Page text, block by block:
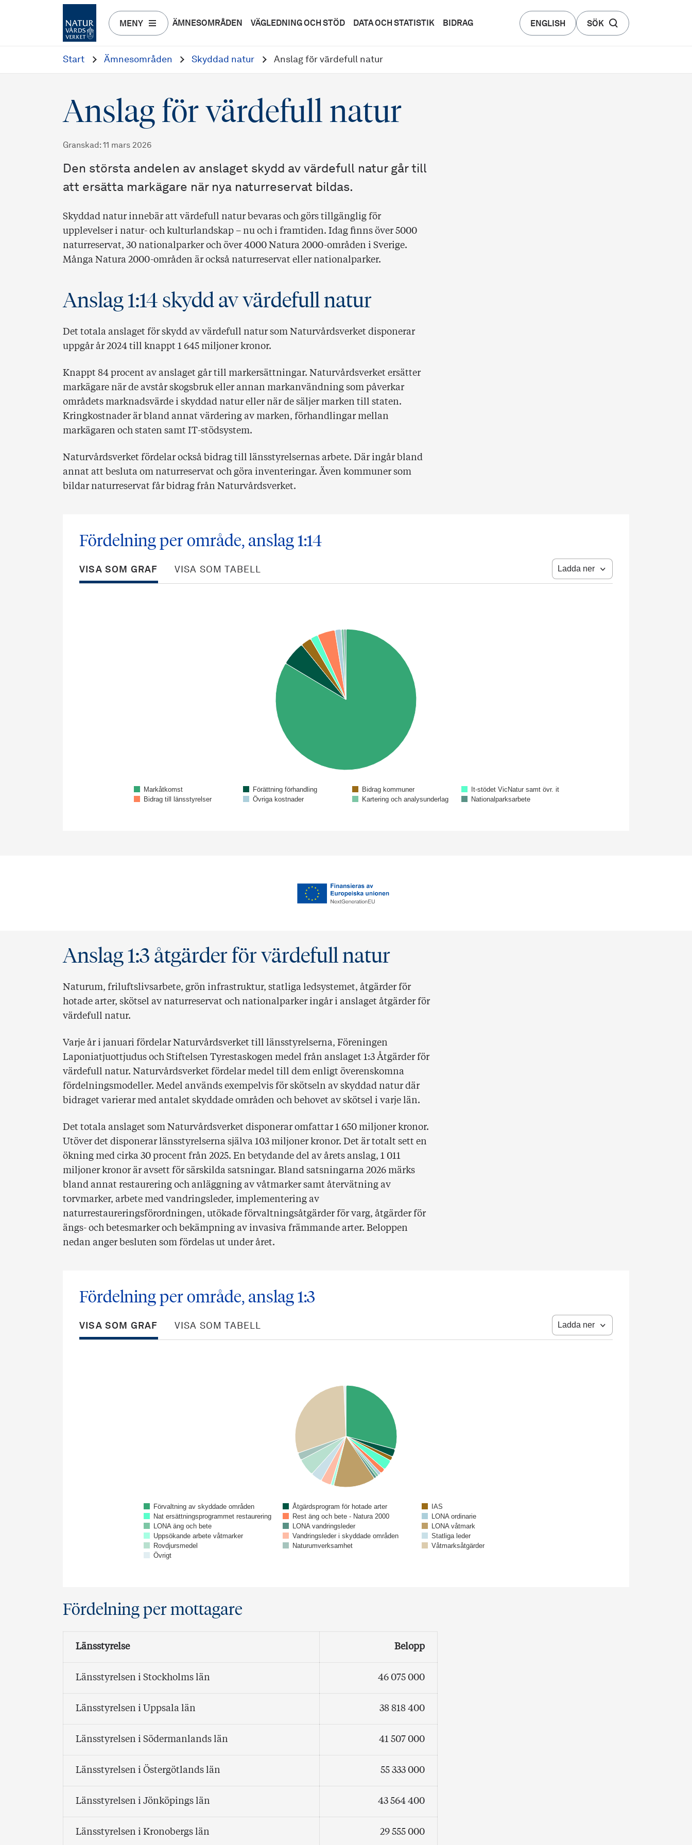
MENY ÄMNESOMRÅDEN VÄGLEDNING OCH STÖD DATA OCH STATISTIK BIDRAG ENGLISH SÖK
Start Ämnesområden Skyddad natur Anslag för värdefull natur
Anslag för värdefull natur
Granskad : 11 mars 2026
Den största andelen av anslaget skydd av värdefull natur går till
att ersätta markägare när nya naturreservat bildas.
Skyddad natur innebär att värdefull natur bevaras och görs tillgänglig för
upplevelser i natur- och kulturlandskap – nu och i framtiden. Idag finns över 5000
naturreservat, 30 nationalparker och över 4000 Natura 2000-områden i Sverige.
Många Natura 2000-områden är också naturreservat eller nationalparker.
Anslag 1:14 skydd av värdefull natur
Det totala anslaget för skydd av värdefull natur som Naturvårdsverket disponerar
uppgår år 2024 till knappt 1 645 miljoner kronor.
Knappt 84 procent av anslaget går till markersättningar. Naturvårdsverket ersätter
markägare när de avstår skogsbruk eller annan markanvändning som påverkar
områdets marknadsvärde i skyddad natur eller när de säljer marken till staten.
Kringkostnader är bland annat värdering av marken, förhandlingar mellan
markägaren och staten samt IT-stödsystem.
Naturvårdsverket fördelar också bidrag till länsstyrelsernas arbete. Där ingår bland
annat att besluta om naturreservat och göra inventeringar. Även kommuner som
bildar naturreservat får bidrag från Naturvårdsverket.
Fördelning per område, anslag 1:14
VISA SOM GRAF VISA SOM TABELL Ladda ner
Markåtkomst Förättning förhandling Bidrag kommuner
It-stödet VicNatur samt övr. it
Bidrag till länsstyrelser
Övriga kostnader Kartering och analysunderlag Nationalparksarbete
Anslag 1:3 åtgärder för värdefull natur
Naturum, friluftslivsarbete, grön infrastruktur, statliga ledsystemet, åtgärder för
hotade arter, skötsel av naturreservat och nationalparker ingår i anslaget åtgärder för
värdefull natur.
Varje år i januari fördelar Naturvårdsverket till länsstyrelserna, Föreningen
Laponiatjuottjudus och Stiftelsen Tyrestaskogen medel från anslaget 1:3 Åtgärder för
värdefull natur. Naturvårdsverket fördelar medel till dem enligt överenskomna
fördelningsmodeller. Medel används exempelvis för skötseln av skyddad natur där
bidraget varierar med antalet skyddade områden och behovet av skötsel i varje län.
Det totala anslaget som Naturvårdsverket disponerar omfattar 1 650 miljoner kronor.
Utöver det disponerar länsstyrelserna själva 103 miljoner kronor. Det är totalt sett en
ökning med cirka 30 procent från 2025. En betydande del av årets anslag, 1 011
miljoner kronor är avsett för särskilda satsningar. Bland satsningarna 2026 märks
bland annat restaurering och anläggning av våtmarker samt återvätning av
torvmarker, arbete med vandringsleder, implementering av
naturrestaureringsförordningen, utökade förvaltningsåtgärder för varg, åtgärder för
ängs- och betesmarker och bekämpning av invasiva främmande arter. Beloppen
nedan anger besluten som fördelas ut under året.
Fördelning per område, anslag 1:3
VISA SOM GRAF VISA SOM TABELL Ladda ner
Förvaltning av skyddade områden Åtgärdsprogram för hotade arter
IAS
Nat ersättningsprogrammet restaurering
Rest äng och bete - Natura 2000
LONA ordinarie
LONA äng och bete
LONA vandringsleder
LONA våtmark
Uppsökande arbete våtmarker
Vandringsleder i skyddade områden
Statliga leder
Rovdjursmedel
Naturumverksamhet Våtmarksåtgärder
Övrigt
Fördelning per mottagare
Länsstyrelse Belopp
Länsstyrelsen i Stockholms län 46 075 000
Länsstyrelsen i Uppsala län 38 818 400
Länsstyrelsen i Södermanlands län 41 507 000
Länsstyrelsen i Östergötlands län 55 333 000
Länsstyrelsen i Jönköpings län 43 564 400
Länsstyrelsen i Kronobergs län 29 555 000